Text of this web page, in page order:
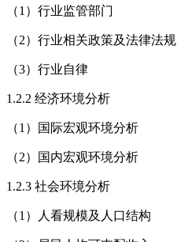
（1）行业监管部门
（2）行业相关政策及法律法规
（3）行业自律
1.2.2 经济环境分析
（1）国际宏观环境分析
（2）国内宏观环境分析
1.2.3 社会环境分析
（1）人看规模及人口结构